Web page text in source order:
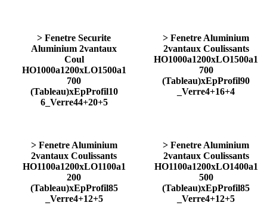
> Fenetre Securite
Aluminium 2vantaux
Coul
HO1000a1200xLO1500a1
700
(Tableau)xEpProfil10
6_Verre44+20+5
> Fenetre Aluminium
2vantaux Coulissants
HO1000a1200xLO1500a1
700
(Tableau)xEpProfil90
_Verre4+16+4
> Fenetre Aluminium
2vantaux Coulissants
HO1100a1200xLO1100a1
200
(Tableau)xEpProfil85
_Verre4+12+5
> Fenetre Aluminium
2vantaux Coulissants
HO1100a1200xLO1400a1
500
(Tableau)xEpProfil85
_Verre4+12+5